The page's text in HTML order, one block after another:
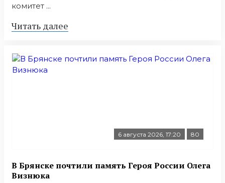
комитет ...
Читать далее
6 августа 2026, 17:20 80
В Брянске почтили память Героя России Олега
Визнюка